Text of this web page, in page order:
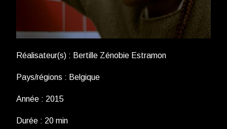
Réalisateur(s) : Bertille Zénobie Estramon
Pays/régions : Belgique
Année : 2015
Durée : 20 min